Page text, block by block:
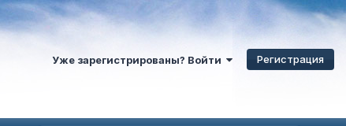
Уже зарегистрированы? Войти Регистрация